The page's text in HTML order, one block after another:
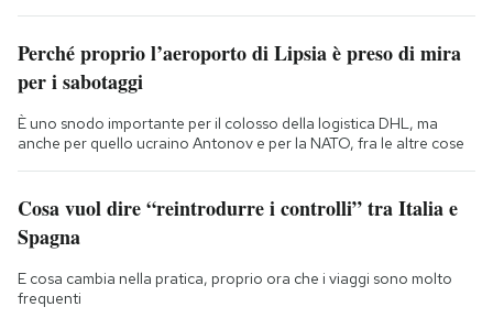
Perché proprio l’aeroporto di Lipsia è preso di mira
per i sabotaggi
È uno snodo importante per il colosso della logistica DHL, ma
anche per quello ucraino Antonov e per la NATO, fra le altre cose
Cosa vuol dire “reintrodurre i controlli” tra Italia e
Spagna
E cosa cambia nella pratica, proprio ora che i viaggi sono molto
frequenti